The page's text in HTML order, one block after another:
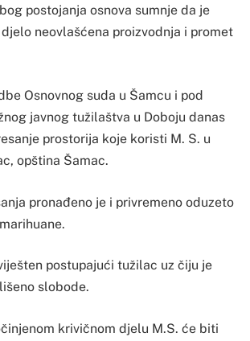
postojanja osnova sumnje da je
neovlašćena proizvodnja i promet
Osnovnog suda u Šamcu i pod
javnog tužilaštva u Doboju danas
prostorija koje koristi M. S. u
opština Šamac.
pronađeno je i privremeno oduzeto
postupajući tužilac uz čiju je
slobode.
krivičnom djelu M.S. će biti